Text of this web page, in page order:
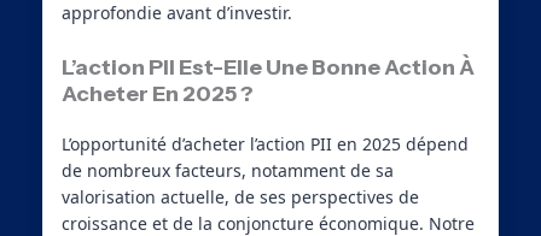
approfondie avant d’investir.
L’action PII Est-Elle Une Bonne Action À
Acheter En 2025 ?
L’opportunité d’acheter l’action PII en 2025 dépend
de nombreux facteurs, notamment de sa
valorisation actuelle, de ses perspectives de
croissance et de la conjoncture économique. Notre